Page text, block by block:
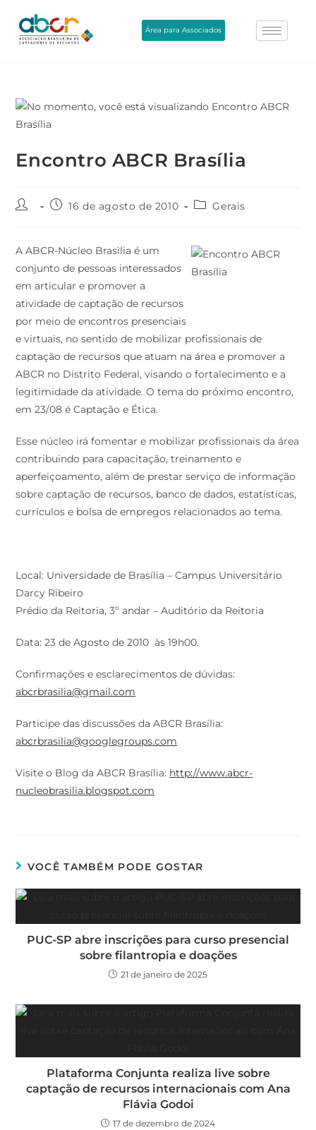
Área para Associados
Encontro ABCR Brasília
16 de agosto de 2010 Gerais
A ABCR-Núcleo Brasilia é um
conjunto de pessoas interessados
em articular e promover a
atividade de captação de recursos
por meio de encontros presenciais
e virtuais, no sentido de mobilizar profissionais de
captação de recursos que atuam na área e promover a
ABCR no Distrito Federal, visando o fortalecimento e a
legitimidade da atividade. O tema do próximo encontro,
em 23/08 é Captação e Ética.
Esse núcleo irá fomentar e mobilizar profissionais da área
contribuindo para capacitação, treinamento e
aperfeiçoamento, além de prestar serviço de informação
sobre captação de recursos, banco de dados, estatísticas,
currículos e bolsa de empregos relacionados ao tema.
Local: Universidade de Brasília – Campus Universitário
Darcy Ribeiro
Prédio da Reitoria, 3º andar – Auditório da Reitoria
Data: 23 de Agosto de 2010 às 19h00.
Confirmações e esclarecimentos de dúvidas:
abcrbrasilia@gmail.com
Participe das discussões da ABCR Brasília:
abcrbrasilia@googlegroups.com
Visite o Blog da ABCR Brasília: http://www.abcr-
nucleobrasilia.blogspot.com
VOCÊ TAMBÉM PODE GOSTAR
PUC-SP abre inscrições para curso presencial
sobre filantropia e doações
21 de janeiro de 2025
Plataforma Conjunta realiza live sobre
captação de recursos internacionais com Ana
Flávia Godoi
17 de dezembro de 2024